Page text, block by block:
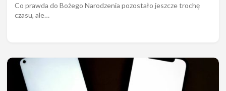
Co prawda do Bożego Narodzenia pozostało jeszcze trochę
czasu, ale…